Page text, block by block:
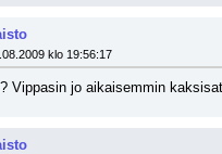
klo 19:56:17
Vippasin jo aikaisemmin